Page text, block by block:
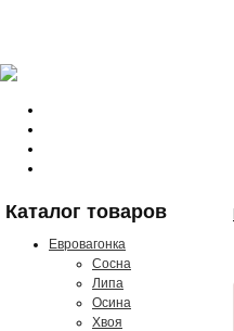
Каталог товаров
Евровагонка
Сосна
Липа
Осина
Хвоя